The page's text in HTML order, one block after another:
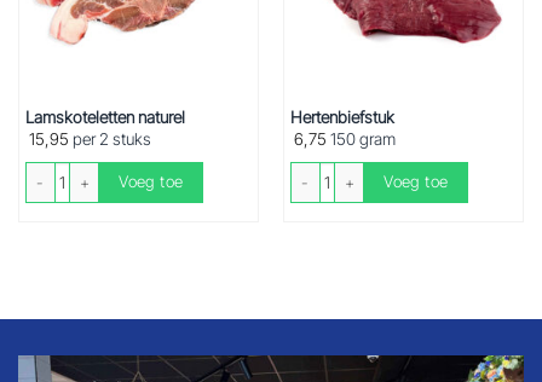
Lamskoteletten naturel
15,95 per 2 stuks
Lamskoteletten naturel aantal
Voeg toe
Hertenbiefstuk
6,75 150 gram
Hertenbiefstuk aantal
Voeg toe